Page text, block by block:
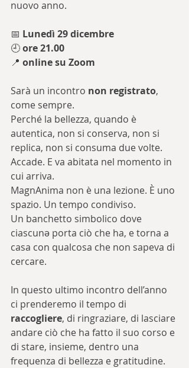
nuovo anno.
📅 Lunedì 29 dicembre
🕘 ore 21.00
📍 online su Zoom
Sarà un incontro non registrato,
come sempre.
Perché la bellezza, quando è
autentica, non si conserva, non si
replica, non si consuma due volte.
Accade. E va abitata nel momento in
cui arriva.
MagnAnima non è una lezione. È uno
spazio. Un tempo condiviso.
Un banchetto simbolico dove
ciascunə porta ciò che ha, e torna a
casa con qualcosa che non sapeva di
cercare.
In questo ultimo incontro dell’anno
ci prenderemo il tempo di
raccogliere, di ringraziare, di lasciare
andare ciò che ha fatto il suo corso e
di stare, insieme, dentro una
frequenza di bellezza e gratitudine.